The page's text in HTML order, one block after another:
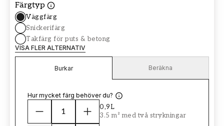
Färgtyp
Väggfärg
Snickerifärg
Takfärg för puts & betong
VISA FLER ALTERNATIV
Burkar Beräkna
Hur mycket färg behöver du?
0,9L
3.5 m² med två strykningar